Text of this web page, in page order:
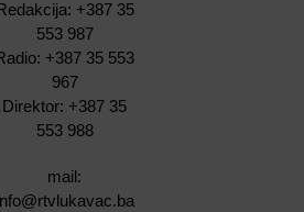
+387 35
553 987
+387 35 553
967
Direktor: +387 35
553 988
mail: